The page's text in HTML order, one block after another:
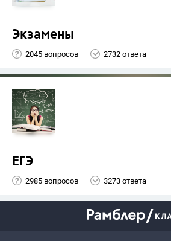
Экзамены
2045 вопросов 2732 ответа
ЕГЭ
2985 вопросов 3273 ответа